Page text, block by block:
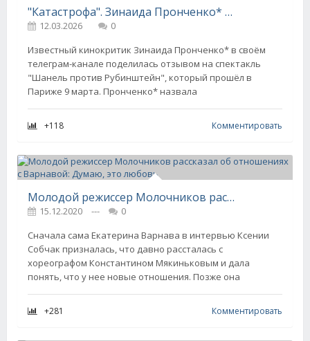
"Катастрофа". Зинаида Пронченко* раскритиковала спектакль "Шанель против Рубинштейн" с Екатериной Варнавой и Светланой Устиновой
12.03.2026
0
Известный кинокритик Зинаида Пронченко* в своём
телеграм-канале поделилась отзывом на спектакль
"Шанель против Рубинштейн", который прошёл в
Париже 9 марта. Пронченко* назвала
+118 Комментировать
Молодой режиссер Молочников рассказал об отношениях с Варнавой: Думаю, это любовь
15.12.2020 ---
0
Сначала сама Екатерина Варнава в интервью Ксении
Собчак призналась, что давно рассталась с
хореографом Константином Мякиньковым и дала
понять, что у нее новые отношения. Позже она
+281 Комментировать